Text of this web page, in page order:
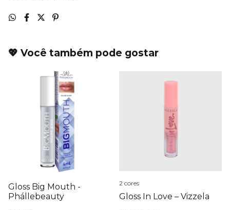
💖 Você também pode gostar
Gloss Big Mouth -
Phállebeauty
Gloss In Love – Vizzela
2 cores